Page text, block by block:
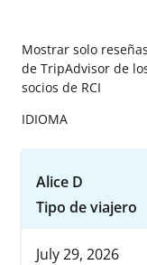
Mostrar solo reseñas
de TripAdvisor de
socios de RCI
IDIOMA
Alice D
Tipo de viajero
July 29, 2026